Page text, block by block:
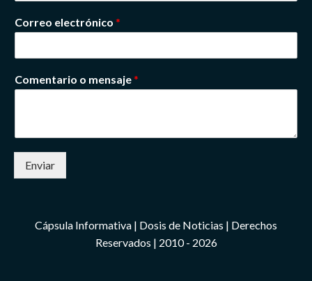
Correo electrónico *
Comentario o mensaje*
Enviar